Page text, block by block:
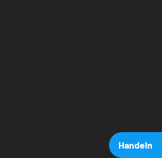
Handeln